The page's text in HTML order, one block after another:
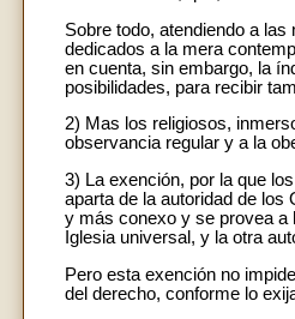
Sobre todo, atendiendo a
dedicados a la mera
en cuenta, sin embargo, la
posibilidades, para recibir
2) Mas los religiosos,
observancia regular y a la
3) La exención, por la que
aparta de la autoridad de los
y más conexo y se provea a
Iglesia universal, y la otra
Pero esta exención no
del derecho, conforme lo